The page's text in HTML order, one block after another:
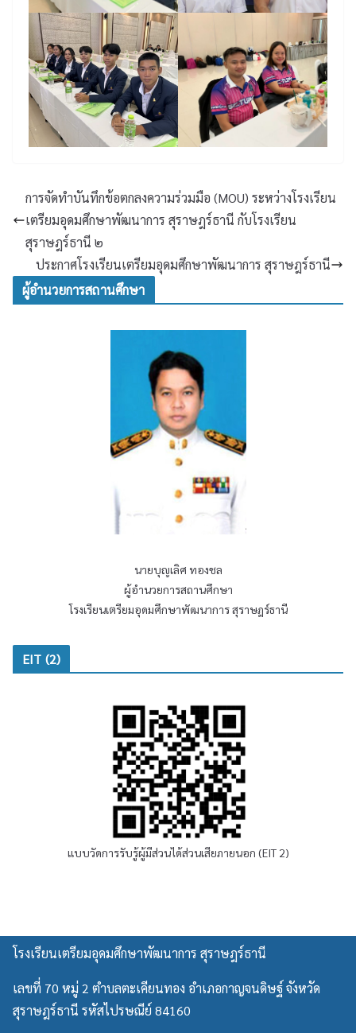
การจัดทำบันทึกข้อตกลงความร่วมมือ (MOU) ระหว่างโรงเรียน
เตรียมอุดมศึกษาพัฒนาการ สุราษฎร์ธานี กับโรงเรียน
สุราษฎร์ธานี ๒
ประกาศโรงเรียนเตรียมอุดมศึกษาพัฒนาการ สุราษฎร์ธานี
ผู้อำนวยการสถานศึกษา
นายบุญเลิศ ทองชล
ผู้อำนวยการสถานศึกษา
โรงเรียนเตรียมอุดมศึกษาพัฒนาการ สุราษฎร์ธานี
EIT (2)
แบบวัดการรับรู้ผู้มีส่วนได้ส่วนเสียภายนอก (EIT 2)
โรงเรียนเตรียมอุดมศึกษาพัฒนาการ สุราษฎร์ธานี
เลขที่ 70 หมู่ 2 ตำบลตะเคียนทอง อำเภอกาญจนดิษฐ์ จังหวัด
สุราษฎร์ธานี รหัสไปรษณีย์ 84160